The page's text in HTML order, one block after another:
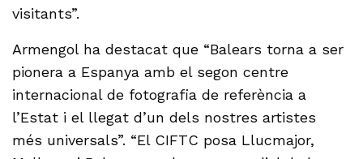
visitants”.
Armengol ha destacat que “Balears torna a ser
pionera a Espanya amb el segon centre
internacional de fotografia de referència a
l’Estat i el llegat d’un dels nostres artistes
més universals”. “El CIFTC posa Llucmajor,